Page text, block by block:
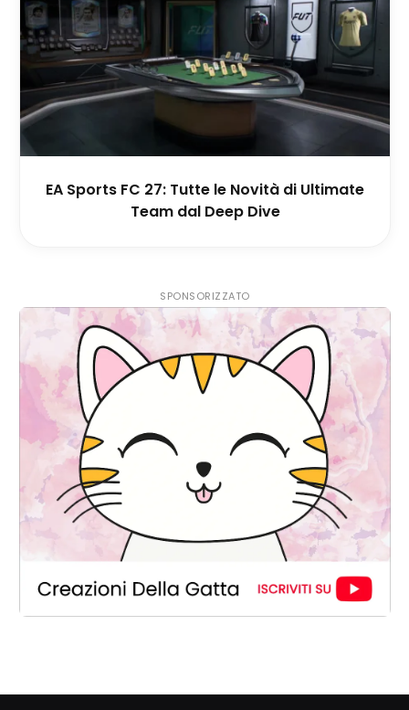
EA Sports FC 27: Tutte le Novità di Ultimate
Team dal Deep Dive
SPONSORIZZATO